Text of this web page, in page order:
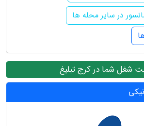
در سایر محله ها
شغل شما در کرج تبلیغ